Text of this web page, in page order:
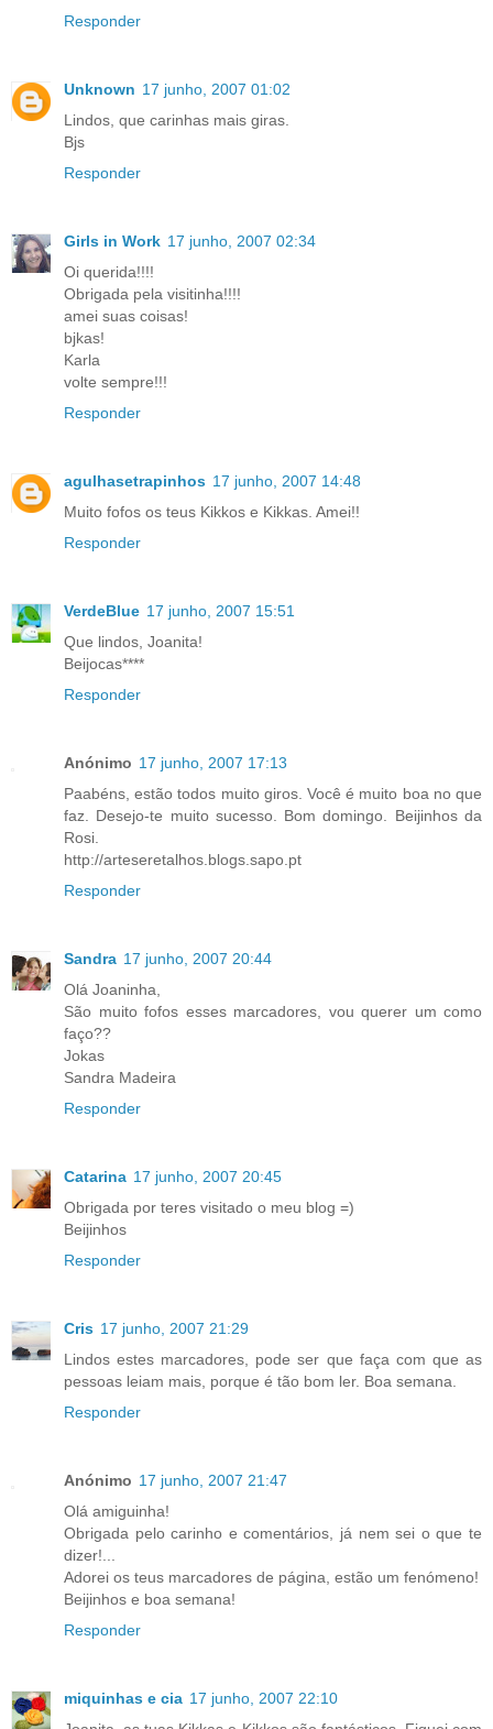
Responder
Unknown 17 junho, 2007 01:02
Lindos, que carinhas mais giras.
Bjs
Responder
Girls in Work 17 junho, 2007 02:34
Oi querida!!!!
Obrigada pela visitinha!!!!
amei suas coisas!
bjkas!
Karla
volte sempre!!!
Responder
agulhasetrapinhos 17 junho, 2007 14:48
Muito fofos os teus Kikkos e Kikkas. Amei!!
Responder
VerdeBlue 17 junho, 2007 15:51
Que lindos, Joanita!
Beijocas****
Responder
Anónimo 17 junho, 2007 17:13
Paabéns, estão todos muito giros. Você é muito boa no que
faz. Desejo-te muito sucesso. Bom domingo. Beijinhos da
Rosi.
http://arteseretalhos.blogs.sapo.pt
Responder
Sandra 17 junho, 2007 20:44
Olá Joaninha,
São muito fofos esses marcadores, vou querer um como
faço??
Jokas
Sandra Madeira
Responder
Catarina 17 junho, 2007 20:45
Obrigada por teres visitado o meu blog =)
Beijinhos
Responder
Cris 17 junho, 2007 21:29
Lindos estes marcadores, pode ser que faça com que as
pessoas leiam mais, porque é tão bom ler. Boa semana.
Responder
Anónimo 17 junho, 2007 21:47
Olá amiguinha!
Obrigada pelo carinho e comentários, já nem sei o que te
dizer!...
Adorei os teus marcadores de página, estão um fenómeno!
Beijinhos e boa semana!
Responder
miquinhas e cia 17 junho, 2007 22:10